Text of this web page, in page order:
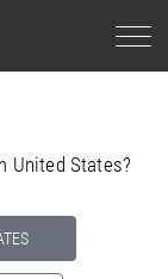
United States?